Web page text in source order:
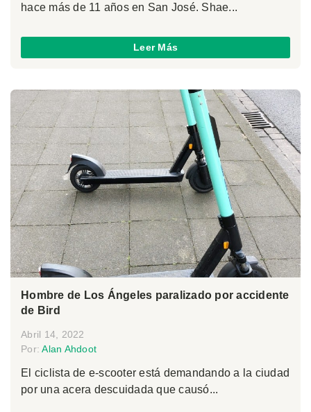
hace más de 11 años en San José. Shae...
Leer Más
Hombre de Los Ángeles paralizado por accidente
de Bird
Abril 14, 2022
Por:Alan Ahdoot
El ciclista de e-scooter está demandando a la ciudad
por una acera descuidada que causó...